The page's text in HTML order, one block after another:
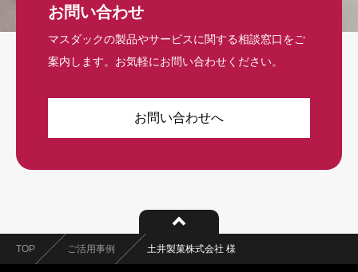
お問い合わせ
マスダックの製品やサービスに関する相談窓口をご
案内します。お気軽にお問い合わせください。
お問い合わせへ
TOP ご活用事例 土井製菓株式会社 様